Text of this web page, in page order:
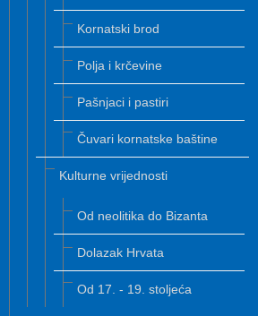
Kornatski brod
Polja i krčevine
Pašnjaci i pastiri
Čuvari kornatske baštine
Kulturne vrijednosti
Od neolitika do Bizanta
Dolazak Hrvata
Od 17. - 19. stoljeća